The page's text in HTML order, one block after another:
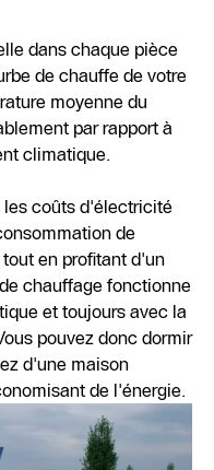
dans chaque pièce
de chauffe de votre
moyenne du
par rapport à
climatique.
les coûts d'électricité
de
en profitant d'un
chauffage fonctionne
et toujours avec la
pouvez donc dormir
d'une maison
de l'énergie.